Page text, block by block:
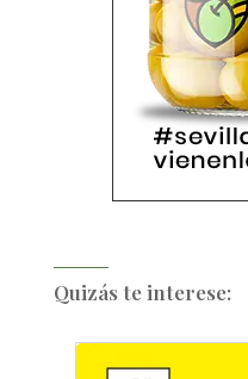
Quizás te interese: